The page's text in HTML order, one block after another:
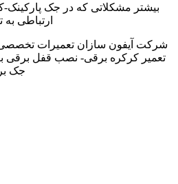
بیشتر مشکلاتی که در جک
ارتباطی
شرکت آیفون سازان تعمیرات تخصصی
تعمیر کرکره برقی- نصب قفل برقی
جک